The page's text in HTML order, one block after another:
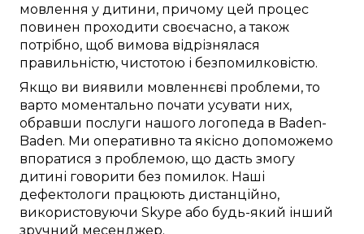
мовлення у дитини, причому цей процес
повинен проходити своєчасно, а також
потрібно, щоб вимова відрізнялася
правильністю, чистотою і безпомилковістю.
Якщо ви виявили мовленнєві проблеми, то
варто моментально почати усувати них,
обравши послуги нашого логопеда в Baden-
Baden. Ми оперативно та якісно допоможемо
впоратися з проблемою, що дасть змогу
дитині говорити без помилок. Наші
дефектологи працюють дистанційно,
використовуючи Skype або будь-який інший
зручний месенджер.